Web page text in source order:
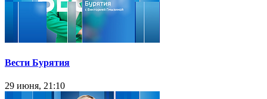
Вести Бурятия
29 июня, 21:10